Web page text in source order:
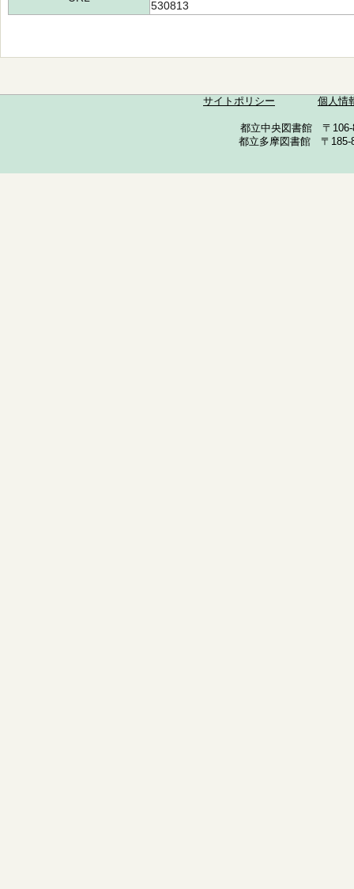
530813
サイトポリシー 個人情
都立中央図書館 〒
都立多摩図書館 〒185-